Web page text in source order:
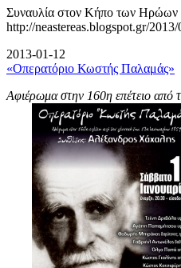
Συναυλία στον Κήπο των Ηρώων
http://neastereas.blogspot.gr/
2013-01-12
«Οπερατόριο Κωστής Παλαμάς»
Αφιέρωμα στην 160η επέτειο από